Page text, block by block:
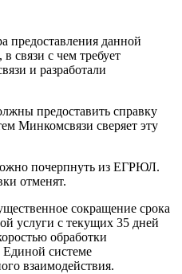
предоставления данной
связи с чем требует
и разработали
предоставить справку
Минкомсвязи сверяет эту
почерпнуть из ЕГРЮЛ.
отменят.
сокращение срока
услуги с текущих 35 дней
обработки
системе
взаимодействия.